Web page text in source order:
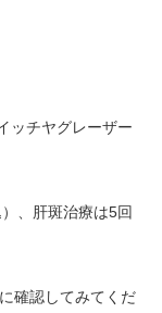
ッチヤグレーザー
、肝斑治療は5回
確認してみてくだ